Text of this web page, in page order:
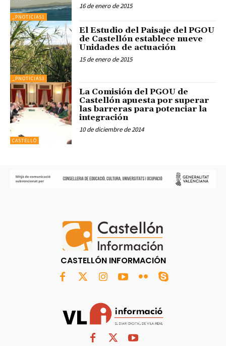
_PNOTICIAS1
16 de enero de 2015
_PNOTICIAS3
El Estudio del Paisaje del PGOU
de Castellón establece nueve
Unidades de actuación
15 de enero de 2015
CASTELLÓ
La Comisión del PGOU de
Castellón apuesta por superar
las barreras para potenciar la
integración
10 de diciembre de 2014
CASTELLÓN INFORMACIÓN